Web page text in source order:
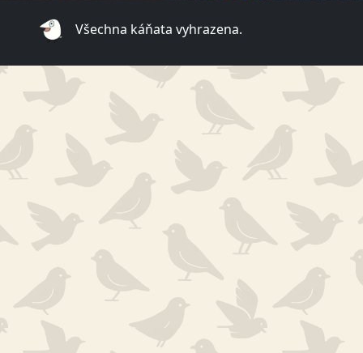
Všechna káňata vyhrazena.